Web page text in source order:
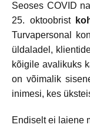
Seoses COVID
25. oktoobrist
Turvapersonal
üldaladel,
kõigile avalikuks
on võimalik
inimesi, kes
Endiselt ei laiene